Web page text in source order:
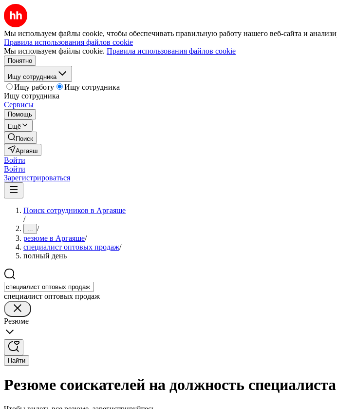
Мы используем файлы cookie, чтобы обеспечивать правильную работу нашего веб-сайта и
Правила использования файлов cookie
Мы используем файлы cookie. Правила использования файлов cookie
Понятно
Ищу сотрудника
Ищу работу
Ищу сотрудника
Ищу сотрудника
Сервисы
Помощь
Ещё
Поиск
Аргаяш
Войти
Войти
Зарегистрироваться
Поиск сотрудников в Аргаяше
/
... /
резюме в Аргаяше/
специалист оптовых продаж/
полный день
специалист оптовых продаж
Резюме
Найти
Резюме соискателей на должность